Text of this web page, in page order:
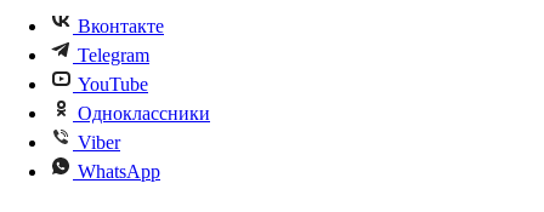
Вконтакте
Telegram
YouTube
Одноклассники
Viber
WhatsApp